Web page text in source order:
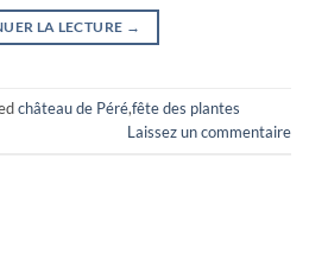
LA LECTURE →
château de Péré,fête des plantes
Laissez un commentaire